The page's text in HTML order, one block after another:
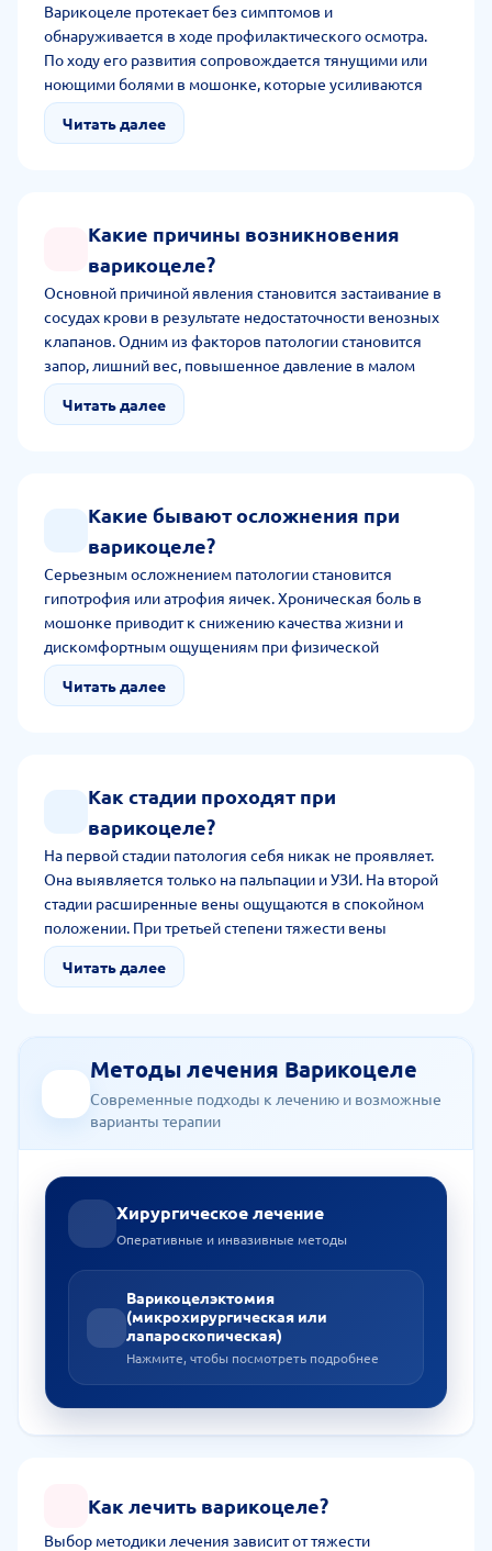
Варикоцеле протекает без симптомов и
обнаруживается в ходе профилактического осмотра.
По ходу его развития сопровождается тянущими или
ноющими болями в мошонке, которые усиливаются
при положении стоя, ходьбе или беге. Некоторые люди
отмечают, что мошонка выглядит асимметричной. На
Читать далее
Какие причины возникновения
варикоцеле?
Основной причиной явления становится застаивание в
сосудах крови в результате недостаточности венозных
клапанов. Одним из факторов патологии становится
запор, лишний вес, повышенное давление в малом
тазе. Кроме того, варикоцеле возникает вследствие
травмы, опухоли.
Читать далее
Какие бывают осложнения при
варикоцеле?
Серьезным осложнением патологии становится
гипотрофия или атрофия яичек. Хроническая боль в
мошонке приводит к снижению качества жизни и
дискомфортным ощущениям при физической
активности. Возможно появление орхита или
эпидидимита. Редко, когда возникает гематома в
Читать далее
Как стадии проходят при
варикоцеле?
На первой стадии патология себя никак не проявляет.
Она выявляется только на пальпации и УЗИ. На второй
стадии расширенные вены ощущаются в спокойном
положении. При третьей степени тяжести вены
напоминают толстые шнуры. При этом человек может
жить с постоянной болью и увеличенной мошонкой.
Читать далее
Методы лечения Варикоцеле
Современные подходы к лечению и возможные
варианты терапии
Хирургическое лечение
Оперативные и инвазивные методы
Варикоцелэктомия
(микрохирургическая или
лапароскопическая)
Нажмите, чтобы посмотреть подробнее
Как лечить варикоцеле?
Выбор методики лечения зависит от тяжести